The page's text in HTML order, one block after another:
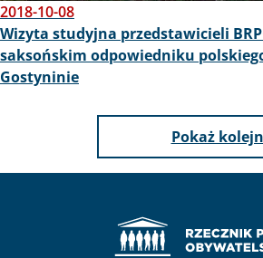
2018-10-08
Wizyta studyjna przedstawicieli
saksońskim odpowiedniku
Gostyninie
Pokaż